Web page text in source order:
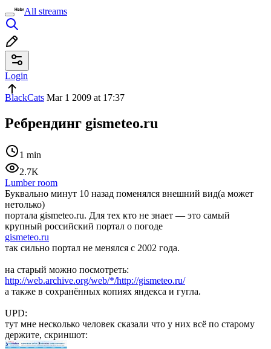
All streams
Login
BlackCats Mar 1 2009 at 17:37
Ребрендинг gismeteo.ru
1 min
2.7K
Lumber room
Буквально минут 10 назад поменялся внешний вид(а может
нетолько)
портала gismeteo.ru. Для тех кто не знает — это самый
крупный российский портал о погоде
gismeteo.ru
так сильно портал не менялся с 2002 года.
на старый можно посмотреть:
http://web.archive.org/web/*/http://gismeteo.ru/
а также в сохранённых копиях яндекса и гугла.
UPD:
тут мне несколько человек сказали что у них всё по старому
держите, скриншот: